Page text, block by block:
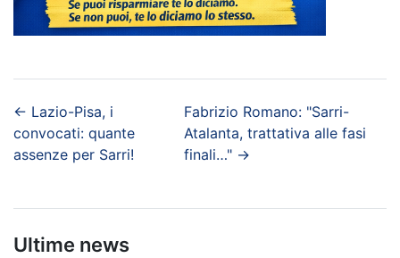
← Lazio-Pisa, i
convocati: quante
assenze per Sarri!
Fabrizio Romano: "Sarri-
Atalanta, trattativa alle fasi
finali…"→
Ultime news